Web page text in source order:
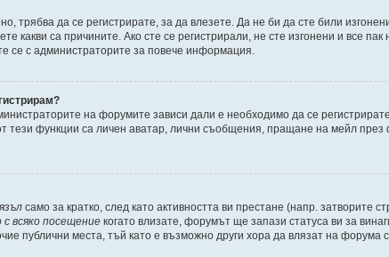
трябва да се регистрирате, за да влезете. Да не би да сте били
какви са причините. Ако сте се регистрирали, не сте изгонени и все
се с администраторите за повече информация.
на форумите зависи дали е необходимо да се
тези функции са личен аватар, лични съобщения, пращане на мейл
само за кратко, след като активността ви престане (напр.
всяко посещение когато влизате, форумът ще запази статуса ви за
публични места, тъй като е възможно други хора да влязат на форума